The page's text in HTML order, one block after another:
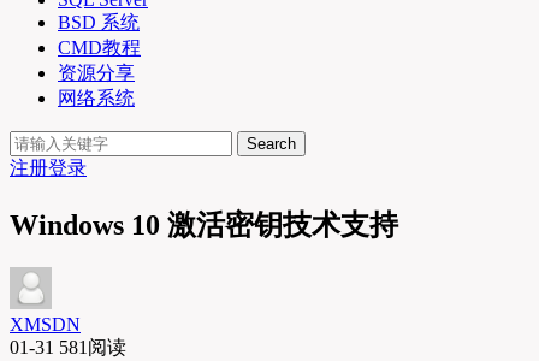
BSD 系统
CMD教程
资源分享
网络系统
Search
注册登录
Windows 10 激活密钥技术支持
XMSDN
01-31 581阅读